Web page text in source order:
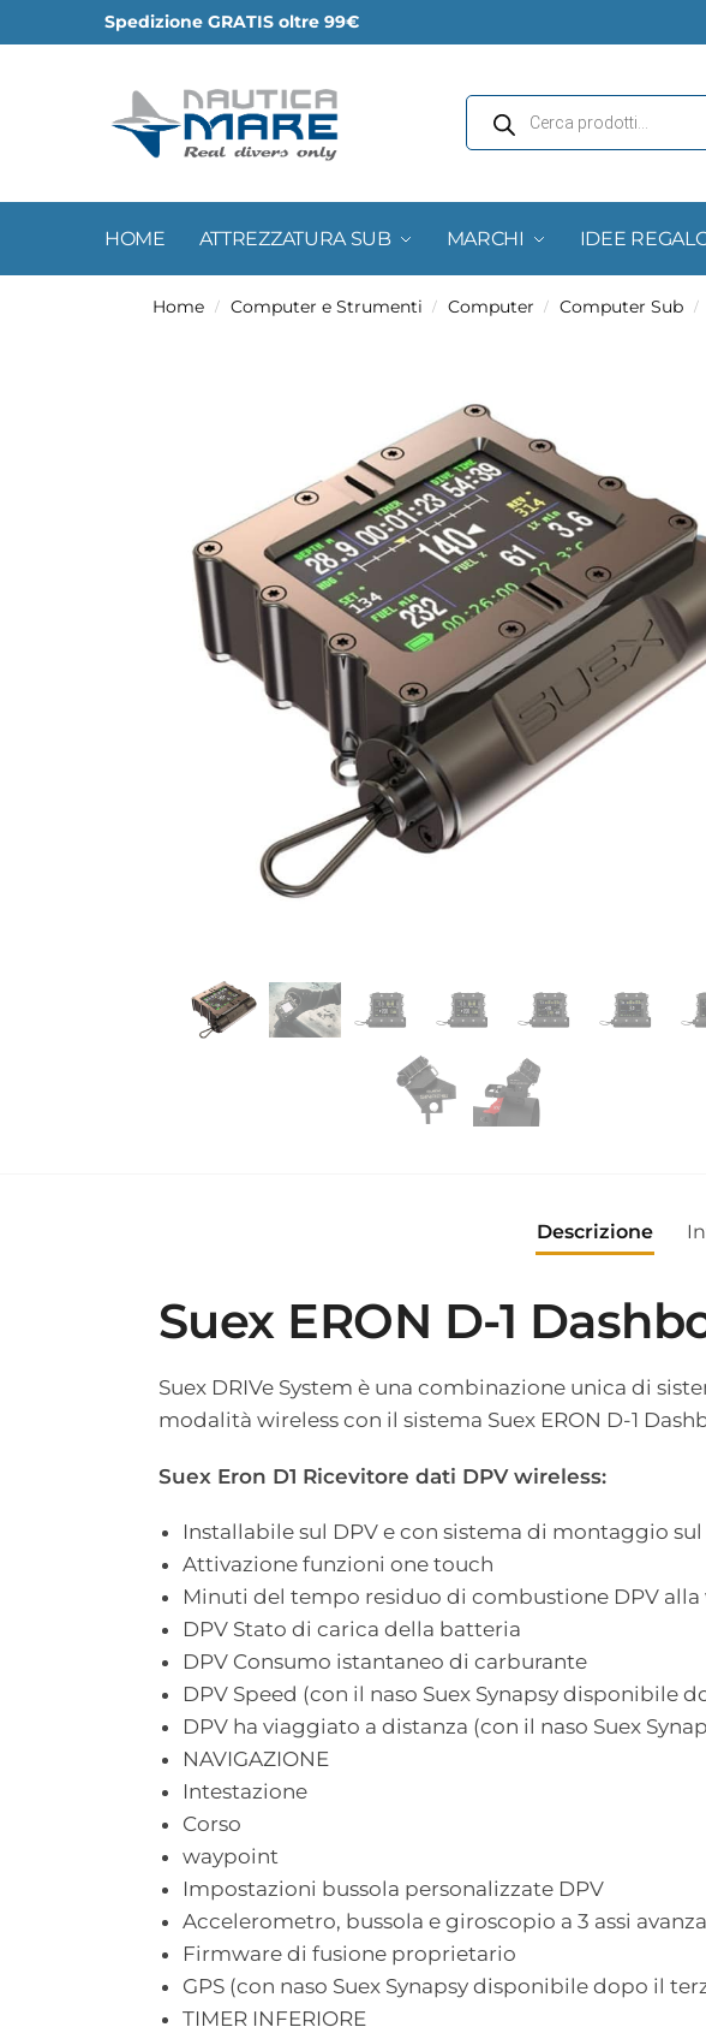
Spedizione GRATIS oltre 99€
HOME ATTREZZATURA SUB MARCHI IDEE
Home / Computer e Strumenti / Computer / Computer Sub /
Descrizione
Suex ERON D-1
Suex DRIVe System è una combinazione unica di
modalità wireless con il sistema Suex ERON D-1
Suex Eron D1 Ricevitore dati DPV wireless:
Installabile sul DPV e con sistema di montaggio
Attivazione funzioni one touch
Minuti del tempo residuo di combustione DPV
DPV Stato di carica della batteria
DPV Consumo istantaneo di carburante
DPV Speed (con il naso Suex Synapsy disponibile
DPV ha viaggiato a distanza (con il naso Suex
NAVIGAZIONE
Intestazione
Corso
waypoint
Impostazioni bussola personalizzate DPV
Accelerometro, bussola e giroscopio a 3 assi
Firmware di fusione proprietario
GPS (con naso Suex Synapsy disponibile dopo il
TIMER INFERIORE